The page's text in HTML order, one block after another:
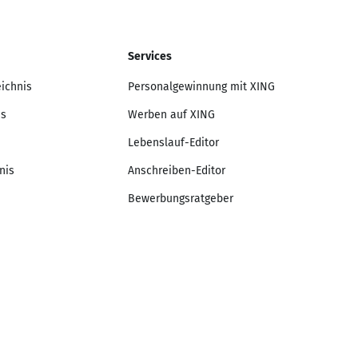
Services
Personalgewinnung mit XING
Werben auf XING
Lebenslauf-Editor
Anschreiben-Editor
Bewerbungsratgeber